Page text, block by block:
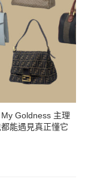
Goldness 主理
能遇見真正懂它